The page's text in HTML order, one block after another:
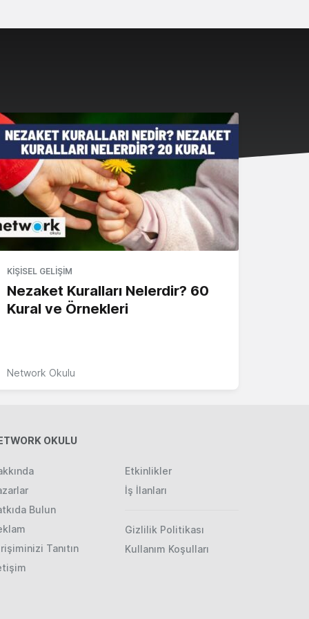
KIŞISEL GELIŞIM
Nezaket Kuralları Nelerdir? 60
Kural ve Örnekleri
Network Okulu
OKULU
Bulun
Tanıtın
Etkinlikler
İş İlanları
Gizlilik Politikası
Kullanım Koşulları